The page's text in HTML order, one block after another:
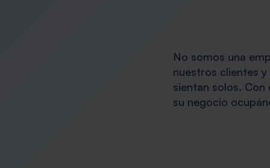
No somos una
nuestros clientes
sientan solos. Con
su negocio